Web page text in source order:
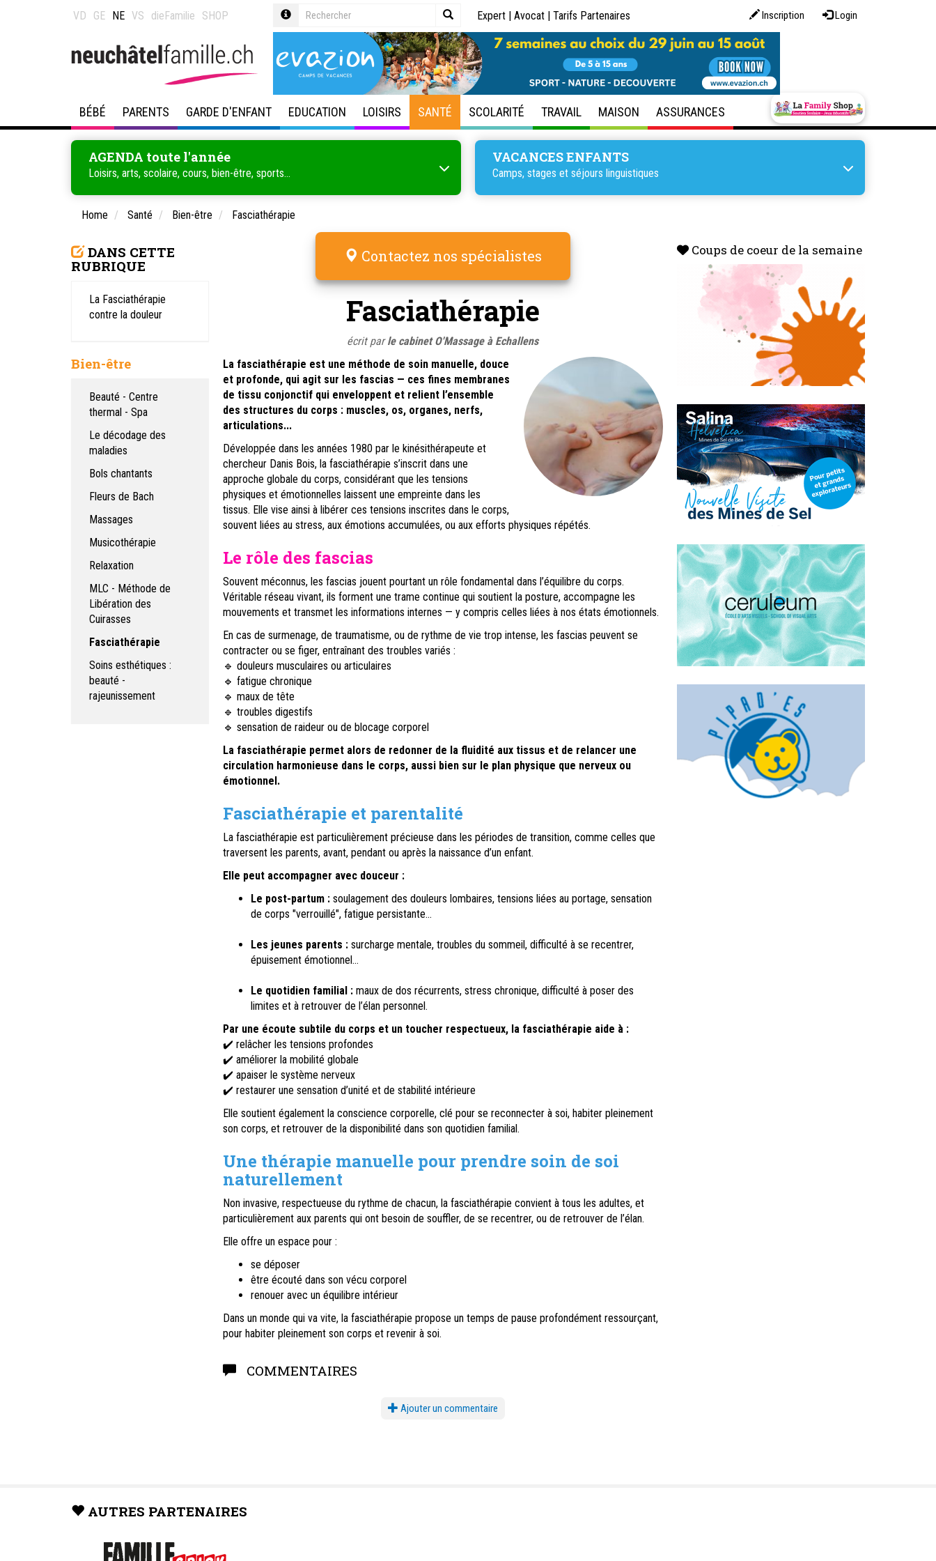
VD GE NE VS dieFamilie SHOP Inscription Login
Expert | Avocat | Tarifs Partenaires
BÉBÉ PARENTS GARDE D'ENFANT EDUCATION LOISIRS SANTÉ SCOLARITÉ TRAVAIL MAISON ASSURANCES
AGENDA toute l'année
Loisirs, arts, scolaire, cours, bien-être, sports...
VACANCES ENFANTS
Camps, stages et séjours linguistiques
Home Santé Bien-être Fasciathérapie
DANS CETTE
RUBRIQUE
La Fasciathérapie
contre la douleur
Bien-être
Beauté - Centre
thermal - Spa
Le décodage des
maladies
Bols chantants
Fleurs de Bach
Massages
Musicothérapie
Relaxation
MLC - Méthode de
Libération des
Cuirasses
Fasciathérapie
Soins esthétiques :
beauté -
rajeunissement
Contactez nos spécialistes
Fasciathérapie
écrit parle cabinet O'Massage à Echallens
La fasciathérapie est une méthode de soin manuelle, douce
et profonde, qui agit sur les fascias — ces fines membranes
de tissu conjonctif qui enveloppent et relient l’ensemble
des structures du corps : muscles, os, organes, nerfs,
articulations...
Développée dans les années 1980 par le kinésithérapeute et
chercheur Danis Bois, la fasciathérapie s’inscrit dans une
approche globale du corps, considérant que les tensions
physiques et émotionnelles laissent une empreinte dans les
tissus. Elle vise ainsi à libérer ces tensions inscrites dans le corps,
souvent liées au stress, aux émotions accumulées, ou aux efforts physiques répétés.
Le rôle des fascias
Souvent méconnus, les fascias jouent pourtant un rôle fondamental dans l’équilibre du corps.
Véritable réseau vivant, ils forment une trame continue qui soutient la posture, accompagne les
mouvements et transmet les informations internes — y compris celles liées à nos états émotionnels.
En cas de surmenage, de traumatisme, ou de rythme de vie trop intense, les fascias peuvent se
contracter ou se figer, entraînant des troubles variés :
🔹 douleurs musculaires ou articulaires
🔹 fatigue chronique
🔹 maux de tête
🔹 troubles digestifs
🔹 sensation de raideur ou de blocage corporel
La fasciathérapie permet alors de redonner de la fluidité aux tissus et de relancer une
circulation harmonieuse dans le corps, aussi bien sur le plan physique que nerveux ou
émotionnel.
Fasciathérapie et parentalité
La fasciathérapie est particulièrement précieuse dans les périodes de transition, comme celles que
traversent les parents, avant, pendant ou après la naissance d’un enfant.
Elle peut accompagner avec douceur :
Le post-partum : soulagement des douleurs lombaires, tensions liées au portage, sensation
de corps "verrouillé", fatigue persistante…
Les jeunes parents :surcharge mentale, troubles du sommeil, difficulté à se recentrer,
épuisement émotionnel…
Le quotidien familial : maux de dos récurrents, stress chronique, difficulté à poser des
limites et à retrouver de l’élan personnel.
Par une écoute subtile du corps et un toucher respectueux, la fasciathérapie aide à :
✔️ relâcher les tensions profondes
✔️ améliorer la mobilité globale
✔️ apaiser le système nerveux
✔️ restaurer une sensation d’unité et de stabilité intérieure
Elle soutient également la conscience corporelle, clé pour se reconnecter à soi, habiter pleinement
son corps, et retrouver de la disponibilité dans son quotidien familial.
Une thérapie manuelle pour prendre soin de soi
naturellement
Non invasive, respectueuse du rythme de chacun, la fasciathérapie convient à tous les adultes, et
particulièrement aux parents qui ont besoin de souffler, de se recentrer, ou de retrouver de l’élan.
Elle offre un espace pour :
se déposer
être écouté dans son vécu corporel
renouer avec un équilibre intérieur
Dans un monde qui va vite, la fasciathérapie propose un temps de pause profondément ressourçant,
pour habiter pleinement son corps et revenir à soi.
COMMENTAIRES
Ajouter un commentaire
Coups de coeur de la semaine
AUTRES PARTENAIRES